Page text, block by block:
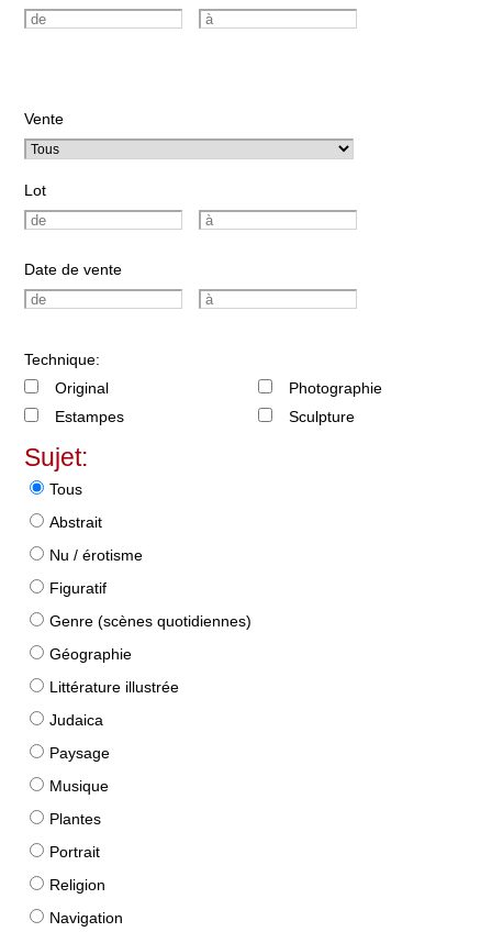
Vente
Lot
Date de vente
Technique:
Original
Estampes
Photographie
Sculpture
Sujet:
Tous
Abstrait
Nu / érotisme
Figuratif
Genre (scènes quotidiennes)
Géographie
Littérature illustrée
Judaica
Paysage
Musique
Plantes
Portrait
Religion
Navigation